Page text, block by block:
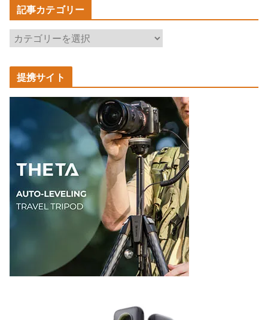
記事カテゴリー
記
カ
テ
ゴ
ー
提携サイト